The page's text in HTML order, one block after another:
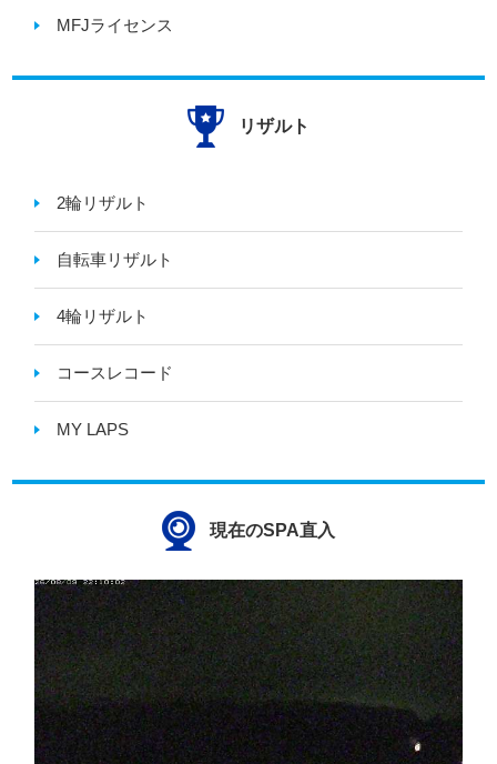
MFJライセンス
リザルト
2輪リザルト
自転車リザルト
4輪リザルト
コースレコード
MY LAPS
現在のSPA直入